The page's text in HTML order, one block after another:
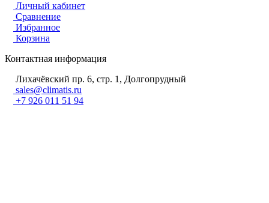
Личный кабинет
Сравнение
Избранное
Корзина
Контактная информация
Лихачёвский пр. 6, стр. 1, Долгопрудный
sales@climatis.ru
+7 926 011 51 94